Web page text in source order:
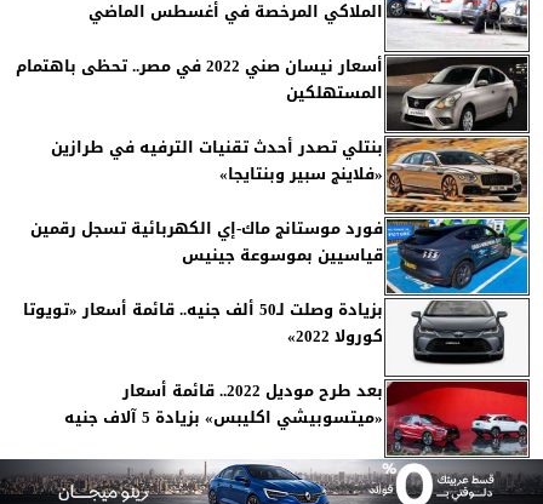
الملاكي المرخصة في أغسطس الماضي
أسعار نيسان صني 2022 في مصر.. تحظى باهتمام
المستهلكين
بنتلي تصدر أحدث تقنيات الترفيه في طرازين
«فلاينج سبير وبنتايجا»
فورد موستانج ماك-إي الكهربائية تسجل رقمين
قياسيين بموسوعة جينيس
بزيادة وصلت لـ50 ألف جنيه.. قائمة أسعار «تويوتا
كورولا 2022»
بعد طرح موديل 2022.. قائمة أسعار
«ميتسوبيشي اكليبس» بزيادة 5 آلاف جنيه